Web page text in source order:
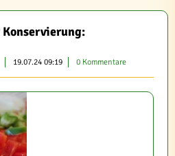
Konservierung:
19.07.24 09:19 0 Kommentare